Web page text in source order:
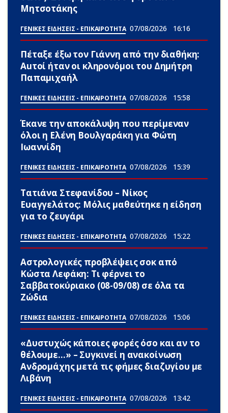
Μητσοτάκης
ΓΕΝΙΚΕΣ ΕΙΔΗΣΕΙΣ - ΕΠΙΚΑΙΡΟΤΗΤΑ 07/08/2026 16:16
Πέταξε έξω τον Γιάννη από την διαθήκη:
Αuτοί ήταν οι κληρονόμοι του Δημήτρη
Παπαμιχαήλ
ΓΕΝΙΚΕΣ ΕΙΔΗΣΕΙΣ - ΕΠΙΚΑΙΡΟΤΗΤΑ 07/08/2026 15:58
Έκανε την αποκάλυψη που περίμεναν
όλοι η Ελένη Βουλγαράκη για Φώτη
Ιωαννίδη
ΓΕΝΙΚΕΣ ΕΙΔΗΣΕΙΣ - ΕΠΙΚΑΙΡΟΤΗΤΑ 07/08/2026 15:39
Τατιάνα Στεφανίδου – Νίκος
Ευαγγελάτος: Μόλις μαθεύτηκε η είδηση
για το ζευγάρι
ΓΕΝΙΚΕΣ ΕΙΔΗΣΕΙΣ - ΕΠΙΚΑΙΡΟΤΗΤΑ 07/08/2026 15:22
Αστρολογικές προβλέψεις σoκ από
Κώστα Λεφάκη: Τι φέρνει το
Σαββατοκύριακο (08-09/08) σε όλα τα
Zώδια
ΓΕΝΙΚΕΣ ΕΙΔΗΣΕΙΣ - ΕΠΙΚΑΙΡΟΤΗΤΑ 07/08/2026 15:06
«Δυστυχώς κάποιες φορές όσο και αν το
θέλουμε…» – Συγκινεί η ανακοίνωση
Ανδρομάχης μετά τις φήμες διαζυγίου με
Λιβάνη
ΓΕΝΙΚΕΣ ΕΙΔΗΣΕΙΣ - ΕΠΙΚΑΙΡΟΤΗΤΑ 07/08/2026 13:42